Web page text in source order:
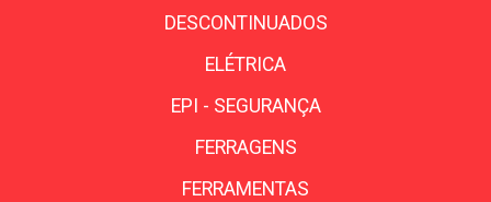
DESCONTINUADOS
ELÉTRICA
EPI - SEGURANÇA
FERRAGENS
FERRAMENTAS